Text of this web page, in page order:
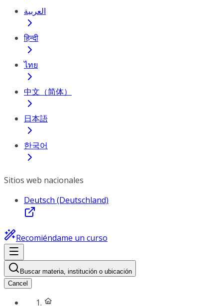
العربية
हिन्दी
ไทย
中文（简体）
日本語
한국어
Sitios web nacionales
Deutsch (Deutschland)
Recomiéndame un curso
Buscar materia, institución o ubicación
Cancel